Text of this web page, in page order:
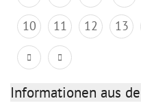
10
11 12 13
Informationen aus